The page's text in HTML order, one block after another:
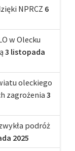
NPRCZ 6
w Olecku
3 listopada
oleckiego
zagrożenia 3
podróż
2025